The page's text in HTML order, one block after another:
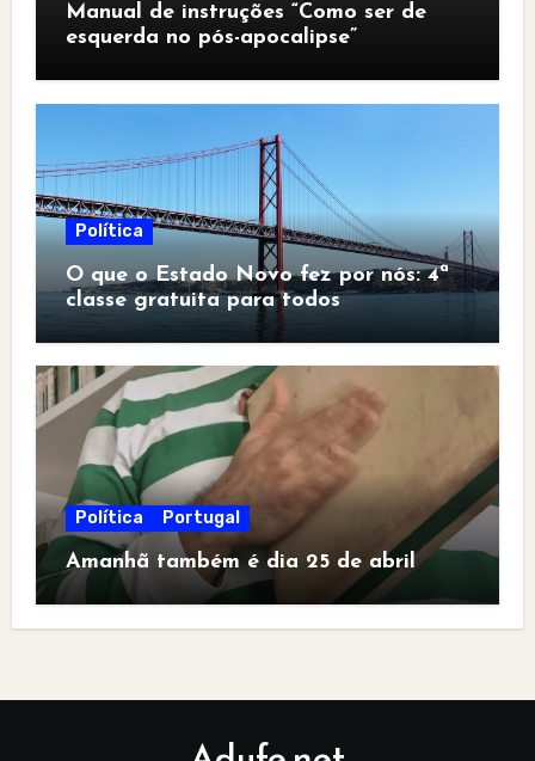
Manual de instruções “Como ser de
esquerda no pós-apocalipse”
Política
O que o Estado Novo fez por nós: 4ª
classe gratuita para todos
Política Portugal
Amanhã também é dia 25 de abril